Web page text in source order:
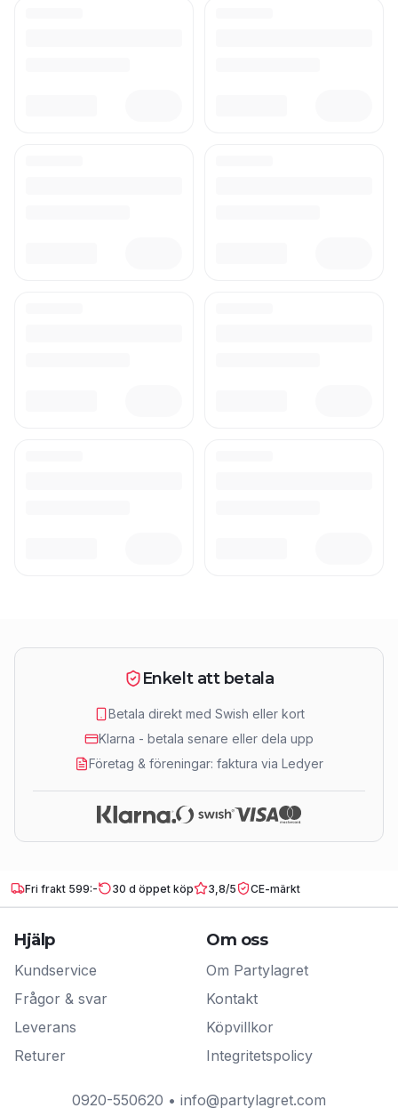
Enkelt att betala
Betala direkt med Swish eller kort
Klarna - betala senare eller dela upp
Företag & föreningar: faktura via Ledyer
Fri frakt 599:- 30 d öppet köp 3,8/5 CE-märkt
Hjälp
Kundservice
Frågor & svar
Leverans
Returer
Om oss
Om Partylagret
Kontakt
Köpvillkor
Integritetspolicy
0920-550620 • info@partylagret.com